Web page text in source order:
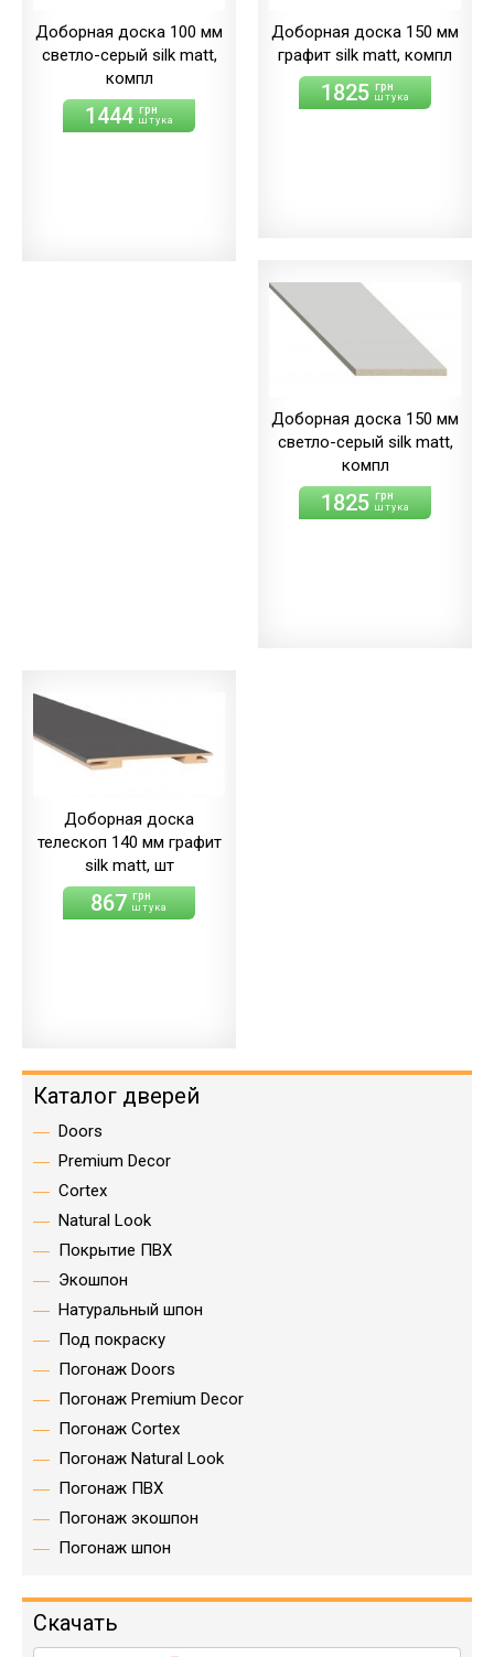
Доборная доска 100 мм
светло-серый silk matt,
компл
1444 грн
штука
Доборная доска 150 мм
графит silk matt, компл
1825 грн
штука
Доборная доска 150 мм
светло-серый silk matt,
компл
1825 грн
штука
Доборная доска
телескоп 140 мм графит
silk matt, шт
867 грн
штука
Каталог дверей
Doors
Premium Decor
Cortex
Natural Look
Покрытие ПВХ
Экошпон
Натуральный шпон
Под покраску
Погонаж Doors
Погонаж Premium Decor
Погонаж Cortex
Погонаж Natural Look
Погонаж ПВХ
Погонаж экошпон
Погонаж шпон
Скачать